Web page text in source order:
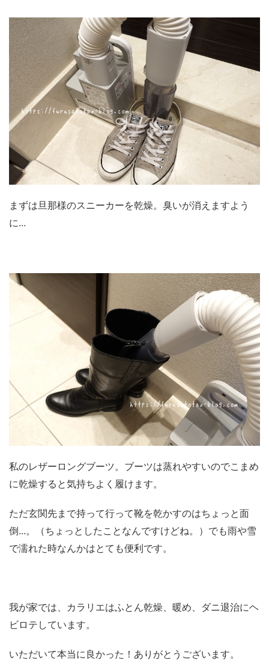
まずは旦那様のスニーカーを乾燥。臭いが消えますよう
に...
私のレザーロングブーツ。ブーツは蒸れやすいのでこまめ
に乾燥すると気持ちよく履けます。
ただ玄関先まで持って行って靴を乾かすのはちょっと面
倒...。（ちょっとしたことなんですけどね。）でも雨や雪
で濡れた時なんかはとても便利です。
我が家では、カラリエはふとん乾燥、暖め、ダニ退治にヘ
ビロテしています。
いただいて本当に良かった！ありがとうございます。